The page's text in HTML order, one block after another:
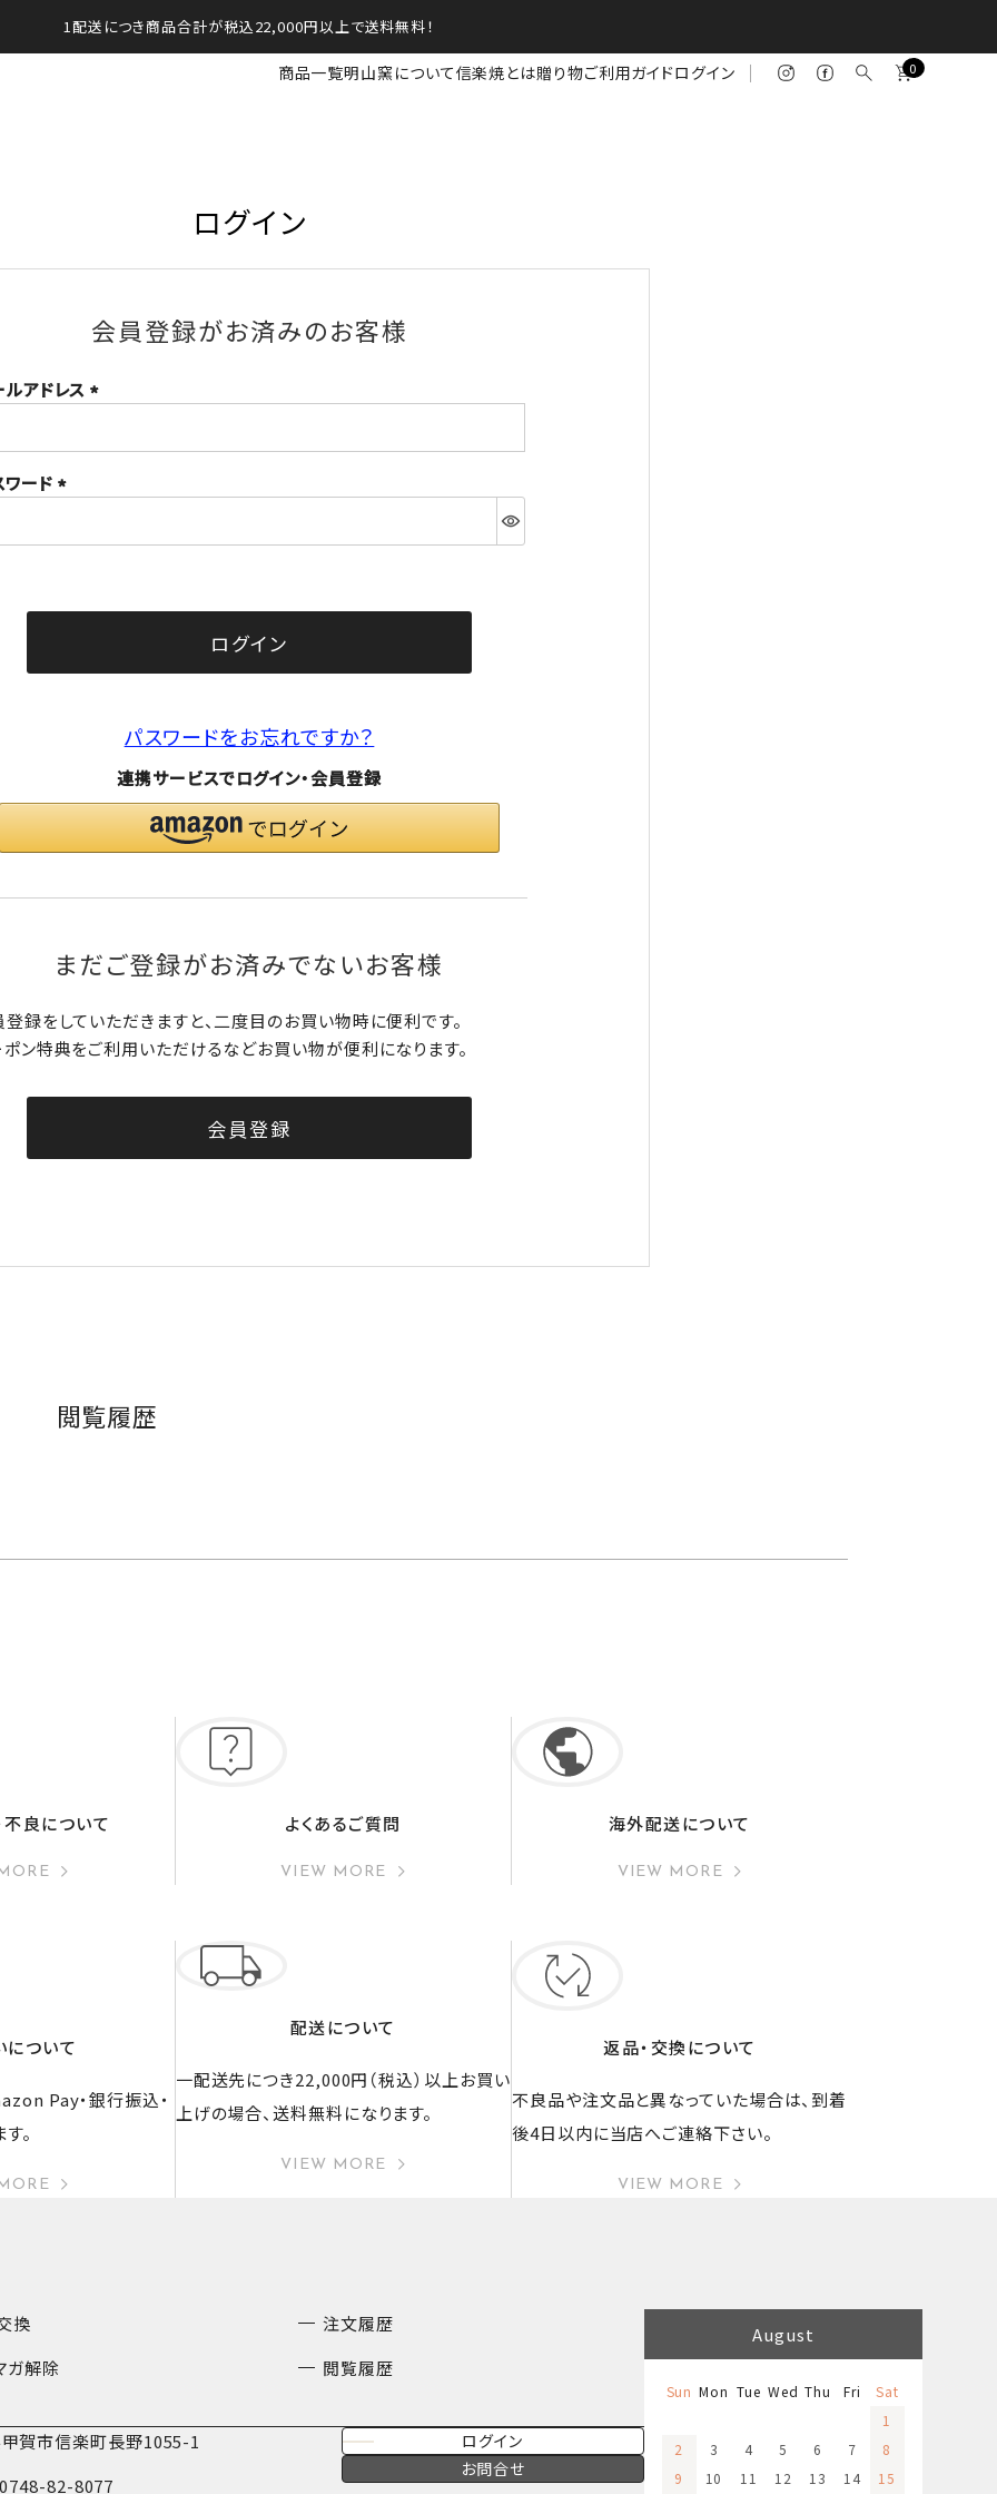
1配送につき商品合計が税込22,000円以上で送料無料！
商品一覧明山窯について信楽焼とは贈り物ご利用ガイドログイン 0
ログイン
会員登録がお済みのお客様
ルアドレス
須)
ワード
須)
ログイン
パスワードをお忘れですか？
連携サービスでログイン・会員登録
まだご登録がお済みでないお客様
録をしていただきますと、二度目のお買い物時に便利です。
ン特典をご利用いただけるなどお買い物が便利になります。
会員登録
閲覧履歴
良について よくあるご質問
VIEW MORE
海外配送について
VIEW MORE
について
Pay・銀行振込・
。
配送について
一配送先につき22,000円（税込）以上お買い
上げの場合、送料無料になります。
VIEW MORE
返品・交換について
不良品や注文品と異なっていた場合は、到着
後4日以内に当店へご連絡下さい。
VIEW MORE
換
注文履歴
ガ解除
閲覧履歴
賀市信楽町長野1055-1
0748-82-8077
ログイン
お問合せ
August
Sun Mon Tue Wed Thu Fri
Sat
1
2
3 4 5 6 7
8
9
10 11 12 13 14 15